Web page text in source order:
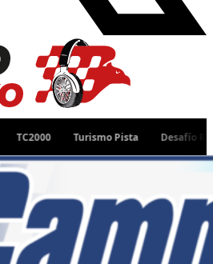
Turismo Pista Desafío Ruta 40